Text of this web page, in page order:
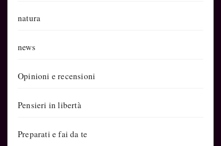
natura
news
Opinioni e recensioni
Pensieri in libertà
Preparati e fai da te